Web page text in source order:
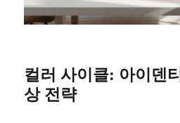
컬러 사이클: 아이덴
상 전략